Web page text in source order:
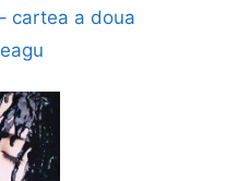
cartea a doua